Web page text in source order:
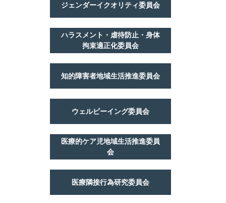
ジェンダーイクオリティ委員会
ハラスメント・虐待防止・身体
拘束適正化委員会
知的障害者地域生活推進委員会
ウェルビーイング委員会
医療的ケア児地域生活推進委員
会
医療隣接行為研究委員会